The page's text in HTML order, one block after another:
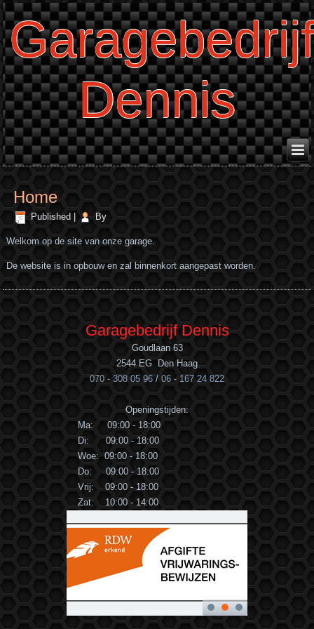
Dennis
Home
Published By
Welkom op de site van onze garage.
De website is in opbouw en zal binnenkort aangepast worden.
Garagebedrijf Dennis
Goudlaan 63
2544 EG Den Haag
070 - 308 05 96 / 06 - 167 24 822
Openingstijden:
Ma: 09:00 - 18:00
Di: 09:00 - 18:00
Woe: 09:00 - 18:00
Do: 09:00 - 18:00
Vrij: 09:00 - 18:00
Zat: 10:00 - 14:00